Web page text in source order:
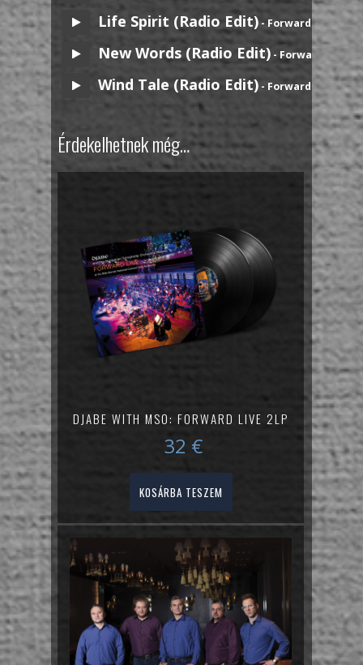
Life Spirit (Radio Edit) - Forward
New Words (Radio Edit) - Forward
Wind Tale (Radio Edit) - Forward
Érdekelhetnek még…
DJABE WITH MSO: FORWARD LIVE 2LP
32 €
KOSÁRBA TESZEM